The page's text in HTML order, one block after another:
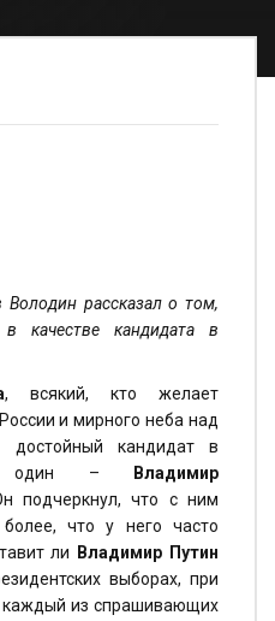
рассказал о том,
качестве кандидата в
, всякий, кто желает
и мирного неба над
достойный кандидат в
один –
Владимир
подчеркнул, что с ним
более, что у него часто
ли
Владимир Путин
выборах, при
каждый из спрашивающих